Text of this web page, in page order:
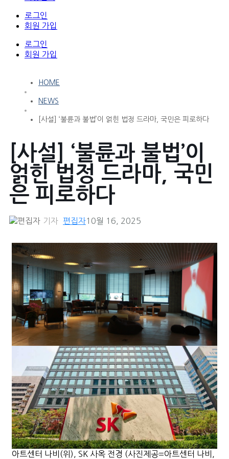
로그인
회원 가입
로그인
회원 가입
HOME
NEWS
[사설] ‘불륜과 불법’이 얽힌 법정 드라마, 국민은 피로하다
[사설] ‘불륜과 불법’이
얽힌 법정 드라마, 국민
은 피로하다
기자 편집자10월 16, 2025
아트센터 나비(위), SK 사옥 전경 (사진제공=아트센터 나비,